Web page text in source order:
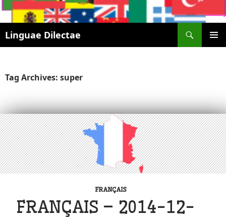
Linguae Dilectae
SKIP
Tag Archives: super
FRANÇAIS
FRANÇAIS – 2014-12-